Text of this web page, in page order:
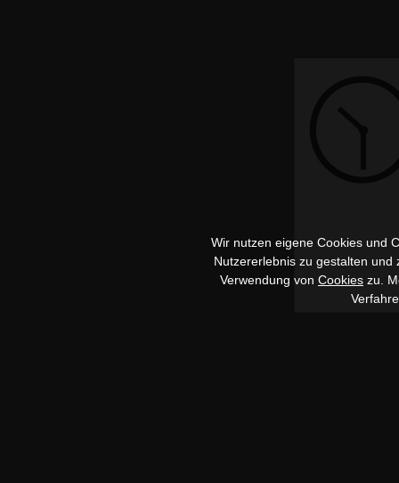
Wir nutzen eigene Cookies und
Nutzererlebnis zu gestalten
Verwendung von Cookies zu.